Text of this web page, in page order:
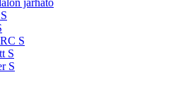
járható
S
S
S